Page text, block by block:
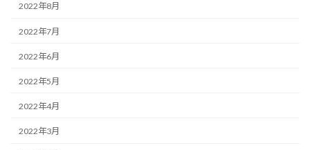
2022年8月
2022年7月
2022年6月
2022年5月
2022年4月
2022年3月